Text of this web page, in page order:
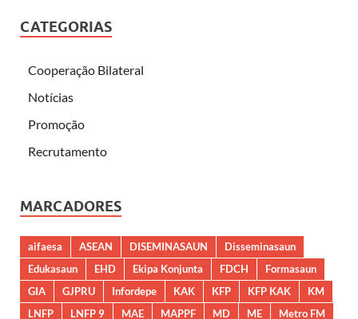
CATEGORIAS
Cooperação Bilateral
Notícias
Promoção
Recrutamento
MARCADORES
aifaesa ASEAN DISEMINASAUN
Disseminasaun
Edukasaun
EHD Ekipa Konjunta FDCH
Formasaun
GIA
GJPRU Infordepe KAK KFP KFP KAK
KM
LNFP
LNFP 9 MAE MAPPF MD ME Metro FM